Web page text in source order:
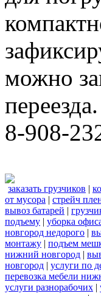
можно
переезда.
8-908-
заказать грузчиков |
от мусора | стрейч
вывоз батарей |
подъему | уборка
новгород недорого |
монтажу | подъем
нижний новгород |
новгород | услуги по
перевозка мебели
услуги разнорабочих |